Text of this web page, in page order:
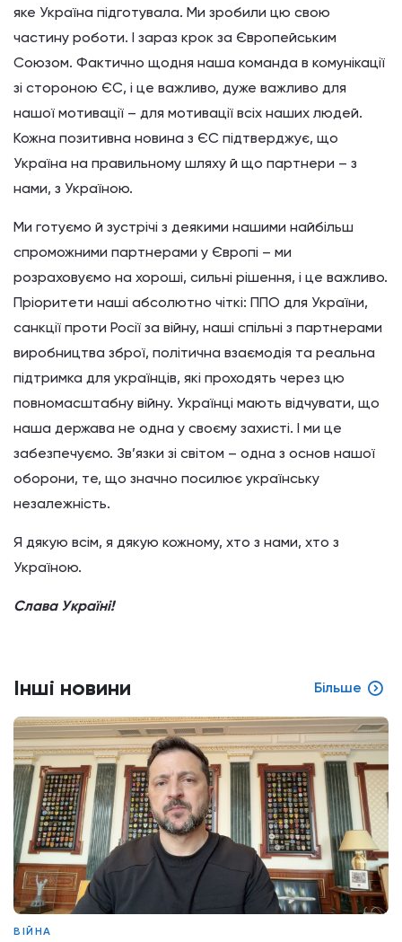
яке Україна підготувала. Ми зробили цю свою
частину роботи. І зараз крок за Європейським
Союзом. Фактично щодня наша команда в комунікації
зі стороною ЄС, і це важливо, дуже важливо для
нашої мотивації – для мотивації всіх наших людей.
Кожна позитивна новина з ЄС підтверджує, що
Україна на правильному шляху й що партнери – з
нами, з Україною.
Ми готуємо й зустрічі з деякими нашими найбільш
спроможними партнерами у Європі – ми
розраховуємо на хороші, сильні рішення, і це важливо.
Пріоритети наші абсолютно чіткі: ППО для України,
санкції проти Росії за війну, наші спільні з партнерами
виробництва зброї, політична взаємодія та реальна
підтримка для українців, які проходять через цю
повномасштабну війну. Українці мають відчувати, що
наша держава не одна у своєму захисті. І ми це
забезпечуємо. Зв’язки зі світом – одна з основ нашої
оборони, те, що значно посилює українську
незалежність.
Я дякую всім, я дякую кожному, хто з нами, хто з
Україною.
Слава Україні!
Інші новини Більше
ВІЙНА